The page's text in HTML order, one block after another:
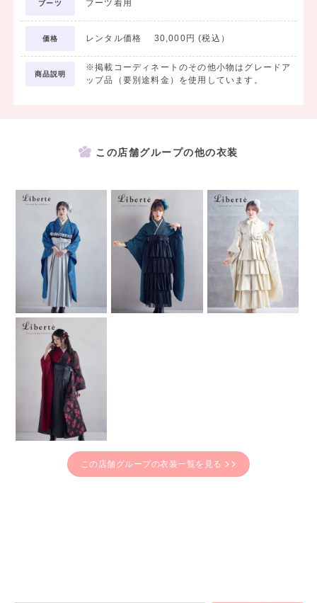
ブーツ ブーツ着用
価格 レンタル価格 30,000円 (税込）
商品説明
※掲載コーディネートのその他小物はグレードア
ップ品（要別途料金）を使用しています。
この店舗グループの他の衣装
この店舗グループの衣装一覧を見る